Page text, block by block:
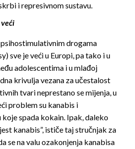
i represivnom sustavu.
drogama
sve je veći u Europi, pa tako i u
adolescentima i u mlađoj
krivulja vezana za učestalost
tvari neprestano se mijenja, u
problem su kanabis i
spada kokain. Ipak, daleko
kanabis”, ističe taj stručnjak za
se na valu ozakonjenja kanabisa